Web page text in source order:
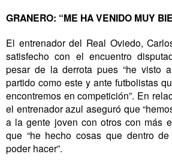
GRANERO: “ME HA VENIDO MUY
El entrenador del Real Oviedo,
satisfecho con el encuentro
pesar de la derrota pues “he visto
partido como este y ante futbolistas
encontremos en competición”. En
el entrenador azul aseguró que
a la gente joven con otros con más
que “he hecho cosas que dentro
poder hacer”.